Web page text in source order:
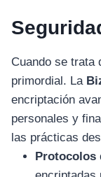
Cuando se trata
primordial. La
encriptación
personales y
las prácticas
Protocolos